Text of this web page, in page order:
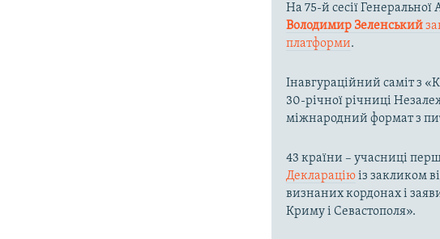
На 75-й сесії
Володимир Зеленський
платформи.
Інавгураційний саміт з
30-річної річниці
міжнародний формат з
43 країни – учасниці
Деклараціюіз закликом
визнаних кордонах і
Криму і Севастополя».